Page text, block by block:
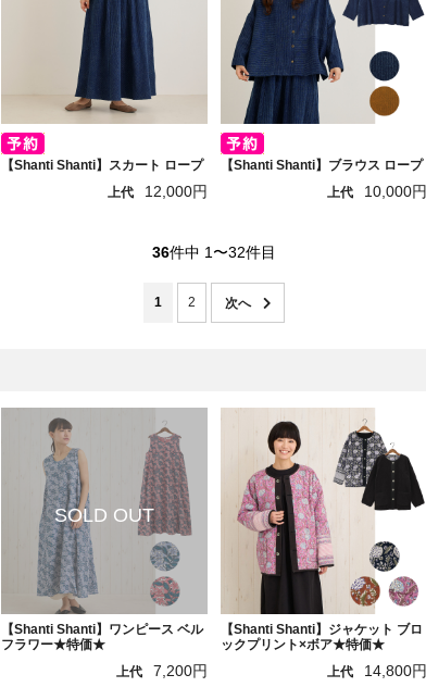
【Shanti Shanti】スカート ロープ
上代
12,000円
【Shanti Shanti】ブラウス ロープ
上代
10,000円
36件中 1〜32件目
1 2
【Shanti Shanti】ワンピース ベル
フラワー★特価★
上代
7,200円
【Shanti Shanti】ジャケット ブロ
ックプリント×ボア★特価★
上代
14,800円